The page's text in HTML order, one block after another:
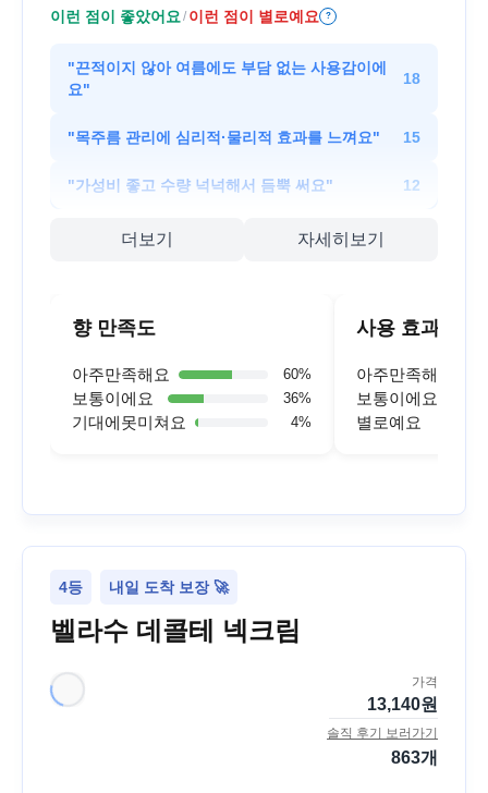
이런 점이 좋았어요 / 이런 점이 별로예요 ?
"끈적이지 않아 여름에도 부담 없는 사용감이에
요"
18
"목주름 관리에 심리적·물리적 효과를 느껴요" 15
"가성비 좋고 수량 넉넉해서 듬뿍 써요" 12
더보기 자세히보기
향 만족도
아주만족해요 60%
보통이에요 36%
기대에못미쳐요 4%
사용 효과
아주만족해요
보통이에요
별로예요
4등 내일 도착 보장 🚀
벨라수 데콜테 넥크림
가격
13,140원
솔직 후기 보러가기
863개